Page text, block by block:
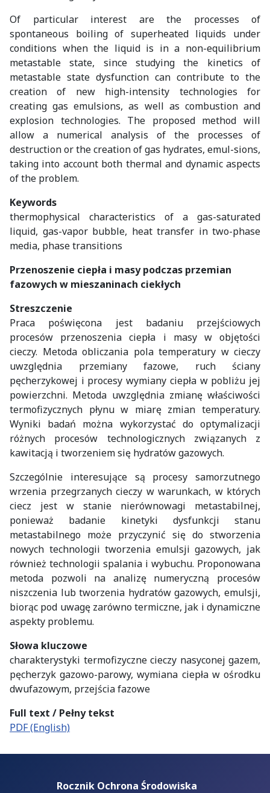
Of particular interest are the processes of
spontaneous boiling of superheated liquids under
conditions when the liquid is in a non-equilibrium
metastable state, since studying the kinetics of
metastable state dysfunction can contribute to the
creation of new high-intensity technologies for
creating gas emulsions, as well as combustion and
explosion technologies. The proposed method will
allow a numerical analysis of the processes of
destruction or the creation of gas hydrates, emul-sions,
taking into account both thermal and dynamic aspects
of the problem.
Keywords
thermophysical characteristics of a gas-saturated
liquid, gas-vapor bubble, heat transfer in two-phase
media, phase transitions
Przenoszenie ciepła i masy podczas przemian
fazowych w mieszaninach ciekłych
Streszczenie
Praca poświęcona jest badaniu przejściowych
procesów przenoszenia ciepła i masy w objętości
cieczy. Metoda obliczania pola temperatury w cieczy
uwzględnia przemiany fazowe, ruch ściany
pęcherzykowej i procesy wymiany ciepła w pobliżu jej
powierzchni. Metoda uwzględnia zmianę właściwości
termofizycznych płynu w miarę zmian temperatury.
Wyniki badań można wykorzystać do optymalizacji
różnych procesów technologicznych związanych z
kawitacją i tworzeniem się hydratów gazowych.
Szczególnie interesujące są procesy samorzutnego
wrzenia przegrzanych cieczy w warunkach, w których
ciecz jest w stanie nierównowagi metastabilnej,
ponieważ badanie kinetyki dysfunkcji stanu
metastabilnego może przyczynić się do stworzenia
nowych technologii tworzenia emulsji gazowych, jak
również technologii spalania i wybuchu. Proponowana
metoda pozwoli na analizę numeryczną procesów
niszczenia lub tworzenia hydratów gazowych, emulsji,
biorąc pod uwagę zarówno termiczne, jak i dynamiczne
aspekty problemu.
Słowa kluczowe
charakterystyki termofizyczne cieczy nasyconej gazem,
pęcherzyk gazowo-parowy, wymiana ciepła w ośrodku
dwufazowym, przejścia fazowe
Full text / Pełny tekst
PDF (English)
Rocznik Ochrona Środowiska